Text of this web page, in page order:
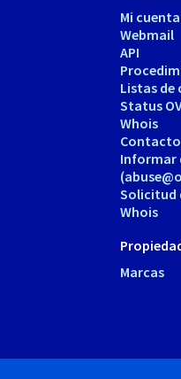
Mi
Webmail
API
Listas de
Status
Whois
Informar
Solicitud
Whois
Marcas